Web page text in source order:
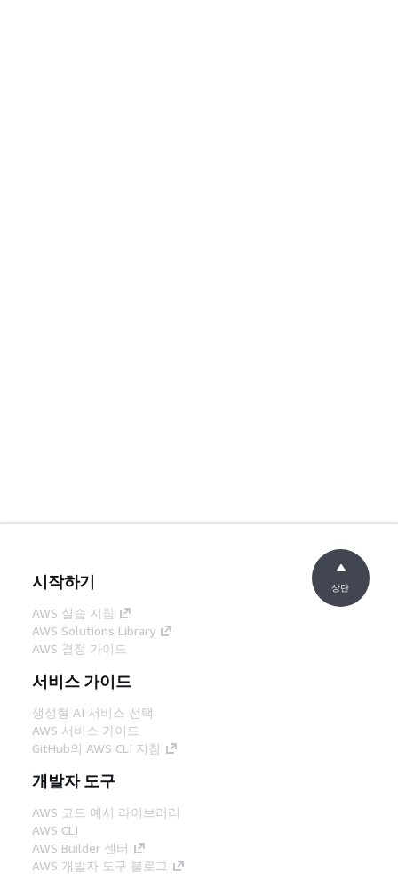
시작하기
AWS 실습 지침
AWS Solutions Library
AWS 결정 가이드
서비스 가이드
생성형 AI 서비스 선택
AWS 서비스 가이드
GitHub의 AWS CLI 지침
개발자 도구
AWS 코드 예시 라이브러리
AWS CLI
AWS Builder 센터
AWS 개발자 도구 블로그
상단